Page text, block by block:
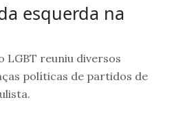
esquerda na
LGBT reuniu diversos
políticas de partidos de